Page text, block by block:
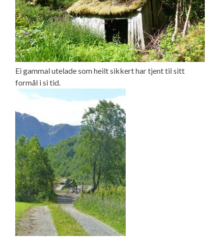
Ei gammal utelade som heilt sikkert har tjent til sitt
formål i si tid.